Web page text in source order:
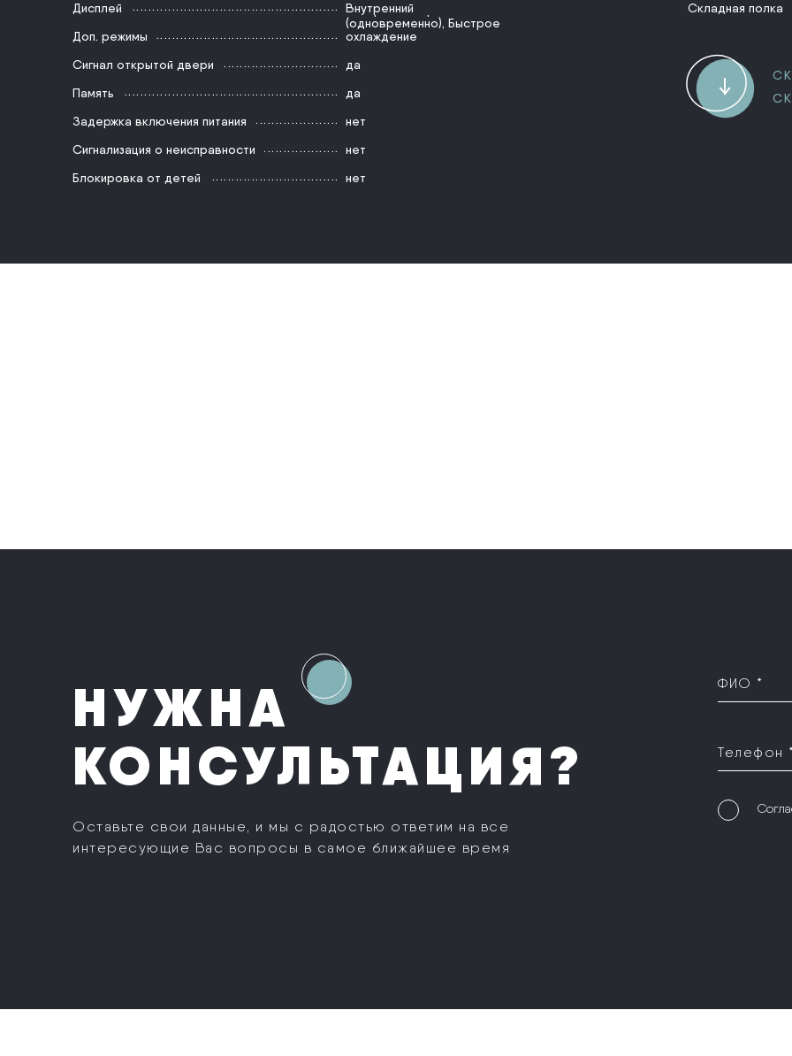
Дисплей
Внутренний
Доп. режимы
Быстрая заморозка
(одновременно), Быстрое
охлаждение
Сигнал открытой двери
да
Память
да
Задержка включения питания
нет
Сигнализация о неисправности
нет
Блокировка от детей
нет
Складная полка
НУЖНА
КОНСУЛЬТАЦИЯ?
Оставьте свои данные, и мы с радостью ответим на все
интересующие Вас вопросы в самое ближайшее время
ФИО *
Телефон